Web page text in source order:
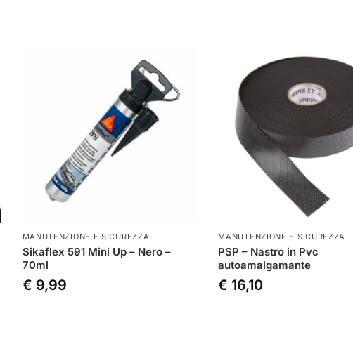
MANUTENZIONE E SICUREZZA
Sikaflex 591 Mini Up – Nero –
70ml
€ 9,99
MANUTENZIONE E SICUREZZA
PSP – Nastro in Pvc
autoamalgamante
€ 16,10